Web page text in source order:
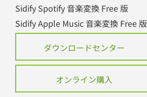
Sidify Spotify 音楽変換 Free 版
Sidify Apple Music 音楽変換 Free 版
ダウンロードセンター
オンライン購入